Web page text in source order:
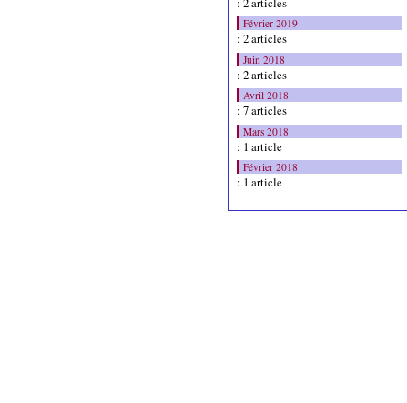
Février 2019
: 2 articles
Juin 2018
: 2 articles
Avril 2018
: 7 articles
Mars 2018
: 1 article
Février 2018
: 1 article